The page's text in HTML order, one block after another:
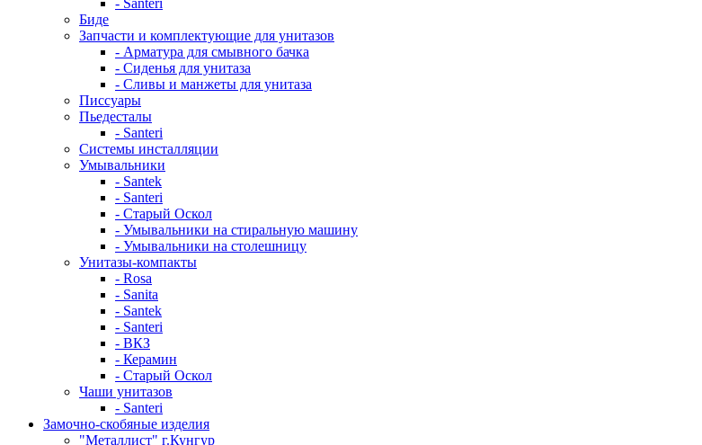
- Santeri
Биде
Запчасти и комплектующие для унитазов
- Арматура для смывного бачка
- Сиденья для унитаза
- Сливы и манжеты для унитаза
Писсуары
Пьедесталы
- Santeri
Системы инсталляции
Умывальники
- Santek
- Santeri
- Старый Оскол
- Умывальники на стиральную машину
- Умывальники на столешницу
Унитазы-компакты
- Rosa
- Sanita
- Santek
- Santeri
- ВКЗ
- Керамин
- Старый Оскол
Чаши унитазов
- Santeri
Замочно-скобяные изделия
"Металлист" г.Кунгур